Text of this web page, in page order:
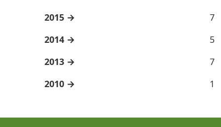
2015
7
2014
5
2013
7
2010
1